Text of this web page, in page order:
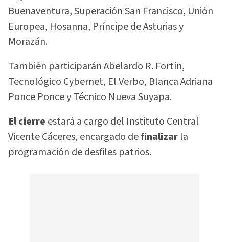
Buenaventura, Superación San Francisco, Unión
Europea, Hosanna, Príncipe de Asturias y
Morazán.
También participarán Abelardo R. Fortín,
Tecnológico Cybernet, El Verbo, Blanca Adriana
Ponce Ponce y Técnico Nueva Suyapa.
El cierre estará a cargo del Instituto Central
Vicente Cáceres, encargado definalizar la
programación de desfiles patrios.